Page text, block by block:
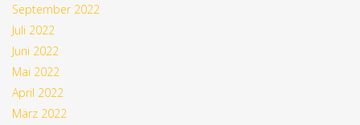
September 2022
Juli 2022
Juni 2022
Mai 2022
April 2022
März 2022